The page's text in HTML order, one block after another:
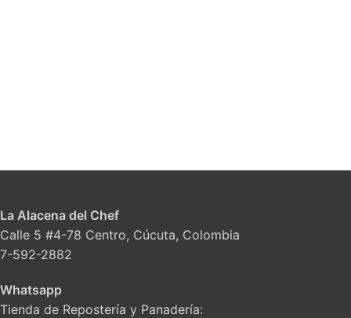
La Alacena del Chef
Calle 5 #4-78 Centro, Cúcuta, Colombia
7-592-2882
Whatsapp
Tienda de Repostería y Panadería: